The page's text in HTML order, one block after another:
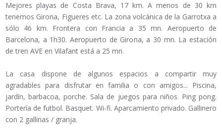
Mejores playas de Costa Brava, 17 km. A menos de 30 km
tenemos Girona, Figueres etc. La zona volcànica de la Garrotxa a
sólo 46 km. Frontera con Francia a 35 mn. Aeropuerto de
Barcelona, a 1h30. Aeropuerto de Girona, a 30 mn. La estación
de tren AVE en Vilafant está a 25 mn.
La casa dispone de algunos espacios a compartir muy
agradables para disfrutar en familia o con amigos... Piscina,
jardín, barbacoa, porche. Sala de juegos para niños. Ping pong.
Portería de futbol. Basquet. Wi-fi. Aparcamiento privado. Gallinero
con 2 gallinas / granja.